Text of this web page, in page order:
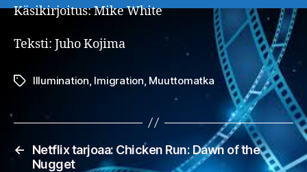
Käsikirjoitus: Mike White
Teksti: Juho Kojima
Avainsanat
Illumination, Imigration, Muuttomatka
←
Netflix tarjoaa: Chicken Run: Dawn of the
Nugget